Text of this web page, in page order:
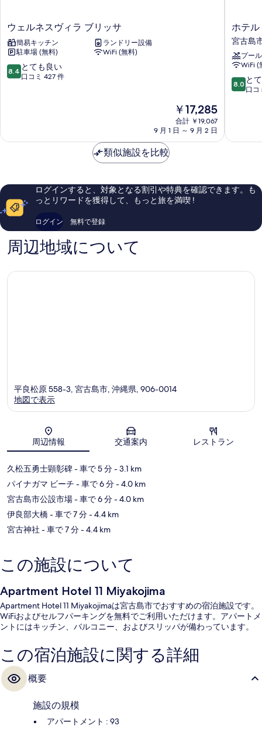
表
示
す
る
ウ
ル
ネ
ス
ヴ
サ
ウェルネスヴィラ ブリッサ
簡易キッチン
ランドリー設備
駐車場 (無料)
WiFi (無料)
10
段
も
427
件
の
口
コ
8.4 とても良い
口コミ 427 件
現
在
の
￥17,285
合計 ￥19,067
9 月 1 日 ～ 9 月 2 日
ホ
テ
ル
シ
ー
ブ
リ
ラ
島
市
ホテ
宮古島
プール
WiFi (
10
段
て
口
コ
8.0 と
口コ
類似施設を比較
ログインすると、対象となる割引や特典を確認できます。も
っとリワードを獲得して、もっと旅を満喫 !
ログイン 無料で登録
周辺地域について
地図
平良松原 558-3, 宮古島市, 沖縄県, 906-0014
地図で表示
周辺情報 交通案内 レストラン
久松五勇士顕彰碑- 車で 5 分- 3.1 km
パイナガマ ビーチ - 車で 6 分- 4.0 km
宮古島市公設市場- 車で 6 分- 4.0 km
伊良部大橋- 車で 7 分- 4.4 km
宮古神社 - 車で 7 分- 4.4 km
この施設について
Apartment Hotel 11 Miyakojima
Apartment Hotel 11 Miyakojimaは宮古島市でおすすめの宿泊施設です。
WiFiおよびセルフパーキングを無料でご利用いただけます。アパートメ
ントにはキッチン、バルコニー、およびスリッパが備わっています。
この宿泊施設に関する詳細
概要
施設の規模
アパートメント : 93